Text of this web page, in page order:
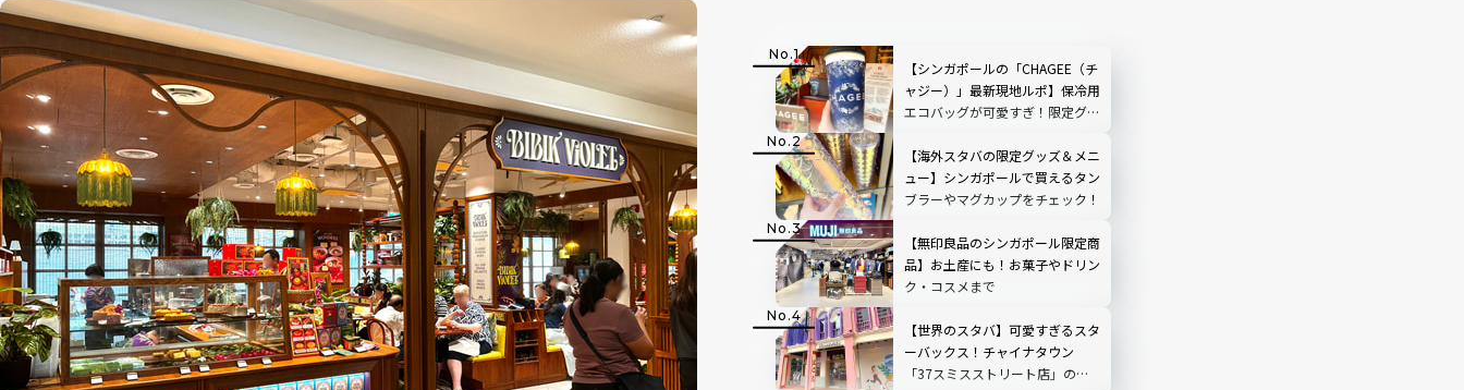
【シンガポールの「CHAGEE（チ
ャジー）」最新現地ルポ】保冷用
エコバッグが可愛すぎ！限定グッ
【海外スタバの限定グッズ＆メニ
ュー】シンガポールで買えるタン
ブラーやマグカップをチェック！
【無印良品のシンガポール限定商
品】お土産にも！お菓子やドリン
ク・コスメまで
【世界のスタバ】可愛すぎるスタ
ーバックス！チャイナタウン
「37スミスストリート店」の限